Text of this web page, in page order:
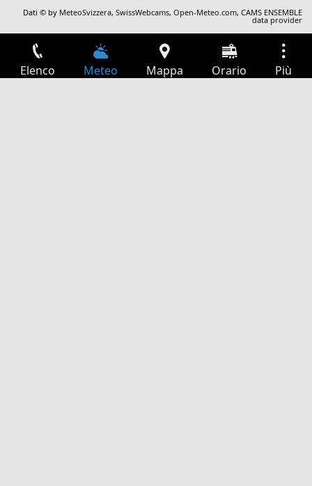
Dati © by MeteoSvizzera,SwissWebcams,Open-Meteo.com,CAMS ENSEMBLE
data provider
Elenco Meteo Mappa Orario Più